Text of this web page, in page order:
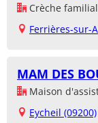
Crèche
Ferrières-sur-
MAM DES
Maison
Eycheil (09200)